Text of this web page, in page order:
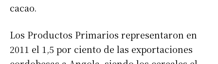
cacao.
Los Productos Primarios representaron en
2011 el 1,5 por ciento de las exportaciones